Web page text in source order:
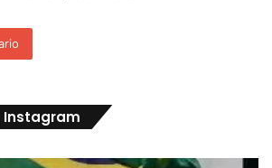
Instagram